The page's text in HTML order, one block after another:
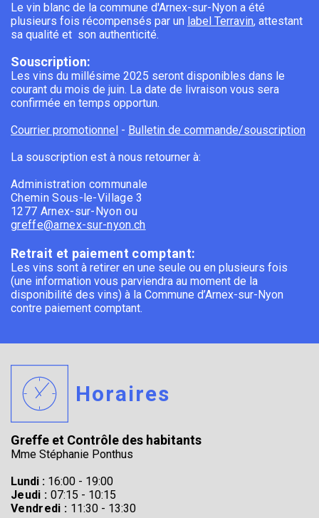
Le vin blanc de la commune d'Arnex-sur-Nyon a été
plusieurs fois récompensés par un label Terravin, attestant
sa qualité et son authenticité.
Souscription:
Les vins du millésime 2025 seront disponibles dans le
courant du mois de juin. La date de livraison vous sera
confirmée en temps opportun.
Courrier promotionnel - Bulletin de commande/souscription
La souscription est à nous retourner à:
Administration communale
Chemin Sous-le-Village 3
1277 Arnex-sur-Nyon ou
greffe@arnex-sur-nyon.ch
Retrait et paiement comptant:
Les vins sont à retirer en une seule ou en plusieurs fois
(une information vous parviendra au moment de la
disponibilité des vins) à la Commune d’Arnex-sur-Nyon
contre paiement comptant.
Horaires
Greffe et Contrôle des habitants
Mme Stéphanie Ponthus
Lundi : 16:00 - 19:00
Jeudi : 07:15 - 10:15
Vendredi : 11:30 - 13:30